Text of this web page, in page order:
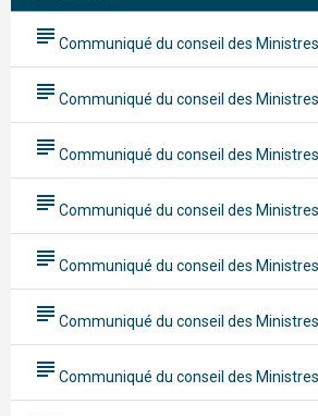
subject Communiqué du conseil des
subject Communiqué du conseil des
subject Communiqué du conseil des
subject Communiqué du conseil des
subject Communiqué du conseil des
subject Communiqué du conseil des
subject Communiqué du conseil des